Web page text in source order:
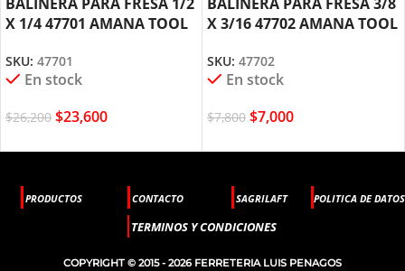
X 1/4 47701 AMANA TOOL
SKU: 47701
En stock
$26,200 $23,600
X 3/16 47702 AMANA TOOL
SKU: 47702
En stock
$7,800 $7,000
PRODUCTOS CONTACTO SAGRILAFT POLITICA DE DATOS
TERMINOS Y CONDICIONES
COPYRIGHT © 2015 - 2026 FERRETERIA LUIS PENAGOS